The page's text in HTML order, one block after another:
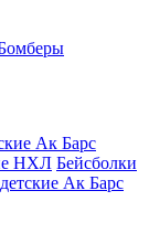
Ак Барс
НХЛ Бейсболки
Ак Барс